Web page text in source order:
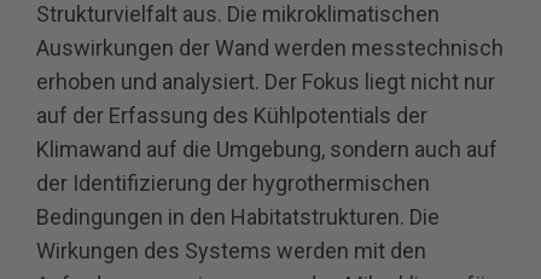
Strukturvielfalt aus. Die mikroklimatischen
Auswirkungen der Wand werden messtechnisch
erhoben und analysiert. Der Fokus liegt nicht nur
auf der Erfassung des Kühlpotentials der
Klimawand auf die Umgebung, sondern auch auf
der Identifizierung der hygrothermischen
Bedingungen in den Habitatstrukturen. Die
Wirkungen des Systems werden mit den